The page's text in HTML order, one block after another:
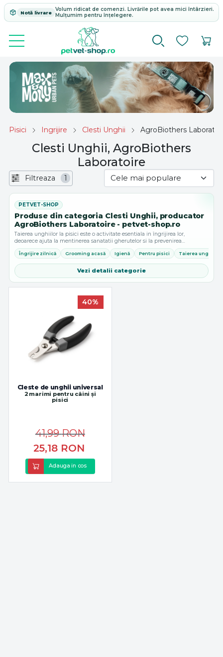
Notă livrare
Volum ridicat de comenzi. Livrările pot avea mici întârzieri.
Mulțumim pentru înțelegere.
Pisici Ingrijire Clesti Unghii AgroBiothers
Clesti Unghii, AgroBiothers
Laboratoire
Filtreaza 1
Produse din categoria Clesti Unghii, producator
AgroBiothers Laboratoire - petvet-shop.ro
Taierea unghiilor la pisici este o activitate esentiala in îngrijirea lor,
deoarece ajuta la mentinerea sanatatii gherutelor si la prevenirea
problemelor de sanatate. In plus, taierea unghiilor poate preveni...
Îngrijire zilnică Grooming acasă Igienă Pentru pisici Taierea unghiilor
Vezi detalii categorie
40%
Cleste de unghii universal
2 marimi pentru câini și
pisici
25,18 RON
41,99RON
Adauga in cos